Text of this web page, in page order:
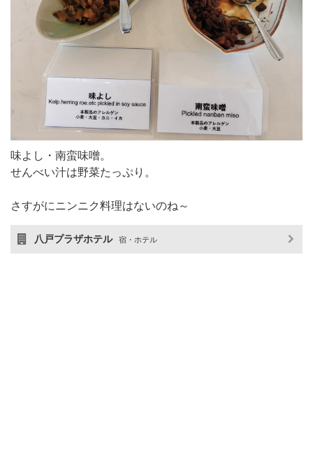
味よし・南蛮味噌。
せんべい汁は野菜たっぷり。
さすがにニンニク料理はないのね～
八戸プラザホテル 宿・ホテル